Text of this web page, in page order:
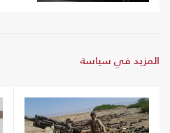
المزيد في سياسة